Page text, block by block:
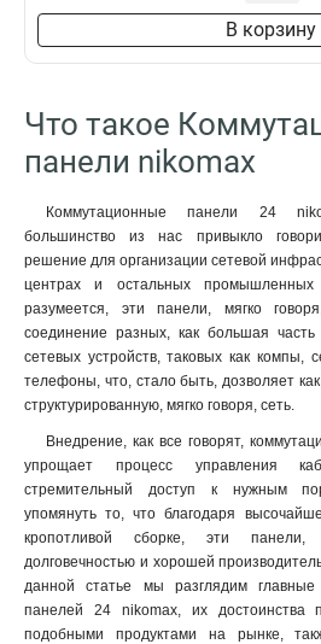
В корзину
Что такое
панели nikomax
Коммутационные панели 24
большинство из нас привыкло
решение для организации сетевой
центрах и остальных
разумеется, эти панели, мягко
соединение разных, как большая часть
сетевых устройств, таковых как компы,
телефоны, что, стало быть, дозволяет
структурированную, мягко говоря, сеть.
Внедрение, как все говорят,
упрощает процесс управления
стремительный доступ к нужным
упомянуть то, что благодаря
кропотливой сборке, эти панели,
долговечностью и хорошей
данной статье мы разглядим главные
панелей 24 nikomax, их достоинства
подобными продуктами на рынке,